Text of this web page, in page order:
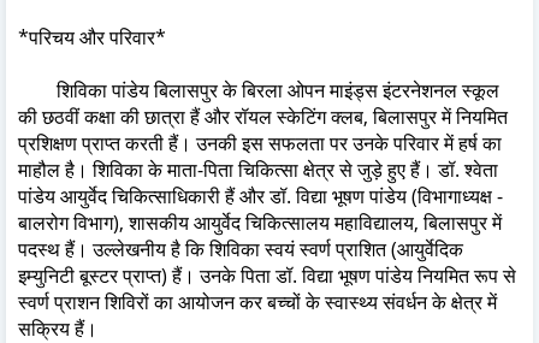
*परिचय और परिवार*
शिविका पांडेय बिलासपुर के बिरला ओपन माइंड्स इंटरनेशनल स्कूल
की छठवीं कक्षा की छात्रा हैं और रॉयल स्केटिंग क्लब, बिलासपुर में नियमित
प्रशिक्षण प्राप्त करती हैं। उनकी इस सफलता पर उनके परिवार में हर्ष का
माहौल है। शिविका के माता-पिता चिकित्सा क्षेत्र से जुड़े हुए हैं। डॉ. श्वेता
पांडेय आयुर्वेद चिकित्साधिकारी हैं और डॉ. विद्या भूषण पांडेय (विभागाध्यक्ष -
बालरोग विभाग), शासकीय आयुर्वेद चिकित्सालय महाविद्यालय, बिलासपुर में
पदस्थ हैं। उल्लेखनीय है कि शिविका स्वयं स्वर्ण प्राशित (आयुर्वेदिक
इम्युनिटी बूस्टर प्राप्त) हैं। उनके पिता डॉ. विद्या भूषण पांडेय नियमित रूप से
स्वर्ण प्राशन शिविरों का आयोजन कर बच्चों के स्वास्थ्य संवर्धन के क्षेत्र में
सक्रिय हैं।